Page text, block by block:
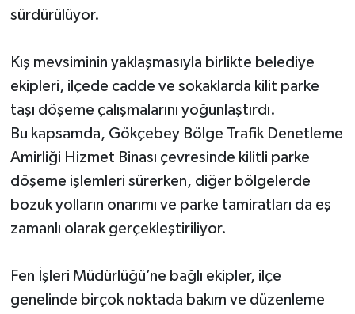
sürdürülüyor.
Kış mevsiminin yaklaşmasıyla birlikte belediye
ekipleri, ilçede cadde ve sokaklarda kilit parke
taşı döşeme çalışmalarını yoğunlaştırdı.
Bu kapsamda, Gökçebey Bölge Trafik Denetleme
Amirliği Hizmet Binası çevresinde kilitli parke
döşeme işlemleri sürerken, diğer bölgelerde
bozuk yolların onarımı ve parke tamiratları da eş
zamanlı olarak gerçekleştiriliyor.
Fen İşleri Müdürlüğü’ne bağlı ekipler, ilçe
genelinde birçok noktada bakım ve düzenleme